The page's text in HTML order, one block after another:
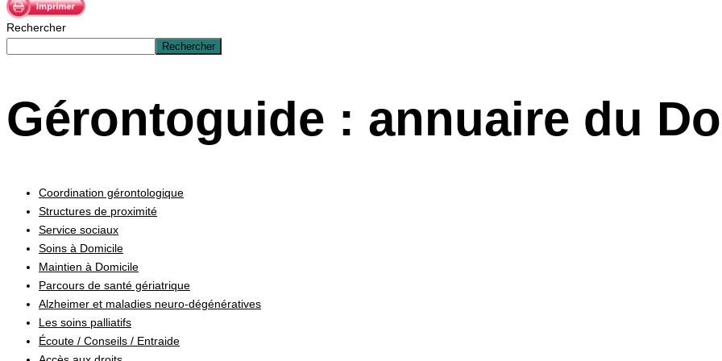
Rechercher
Rechercher
Gérontoguide : annuaire du
Coordination gérontologique
Structures de proximité
Service sociaux
Soins à Domicile
Maintien à Domicile
Parcours de santé gériatrique
Alzheimer et maladies neuro-dégénératives
Les soins palliatifs
Écoute / Conseils / Entraide